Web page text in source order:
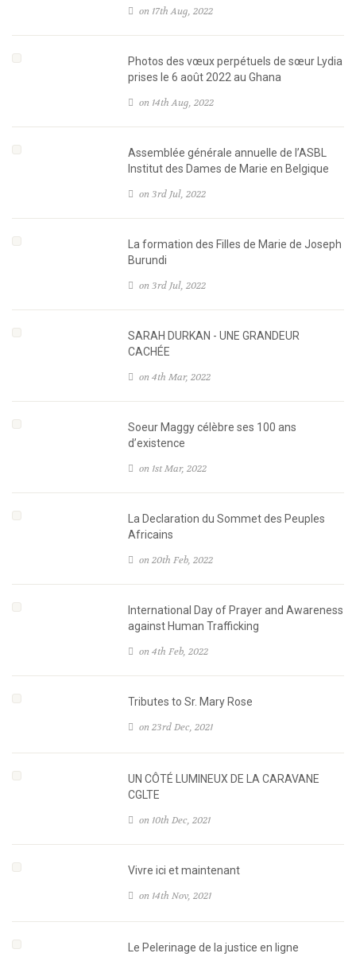
on 17th Aug, 2022
Photos des vœux perpétuels de sœur Lydia
prises le 6 août 2022 au Ghana
on 14th Aug, 2022
Assemblée générale annuelle de l’ASBL
Institut des Dames de Marie en Belgique
on 3rd Jul, 2022
La formation des Filles de Marie de Joseph
Burundi
on 3rd Jul, 2022
SARAH DURKAN - UNE GRANDEUR
CACHÉE
on 4th Mar, 2022
Soeur Maggy célèbre ses 100 ans
d’existence
on 1st Mar, 2022
La Declaration du Sommet des Peuples
Africains
on 20th Feb, 2022
International Day of Prayer and Awareness
against Human Trafficking
on 4th Feb, 2022
Tributes to Sr. Mary Rose
on 23rd Dec, 2021
UN CÔTÉ LUMINEUX DE LA CARAVANE
CGLTE
on 10th Dec, 2021
Vivre ici et maintenant
on 14th Nov, 2021
Le Pelerinage de la justice en ligne